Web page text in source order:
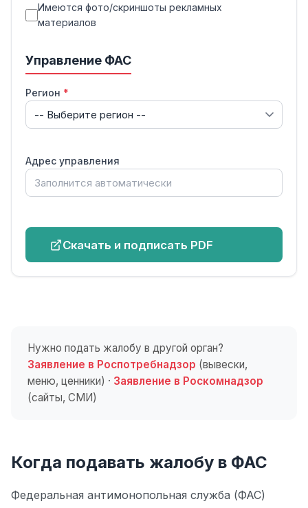
Имеются фото/скриншоты рекламных
материалов
Управление ФАС
Регион *
Адрес управления
Скачать и подписать PDF
Нужно подать жалобу в другой орган?
Заявление в Роспотребнадзор (вывески,
меню, ценники) · Заявление в Роскомнадзор
(сайты, СМИ)
Когда подавать жалобу в ФАС
Федеральная антимонопольная служба (ФАС)